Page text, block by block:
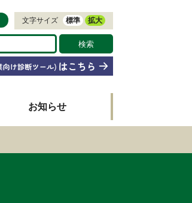
文字サイズ 標準 拡大
お知らせ